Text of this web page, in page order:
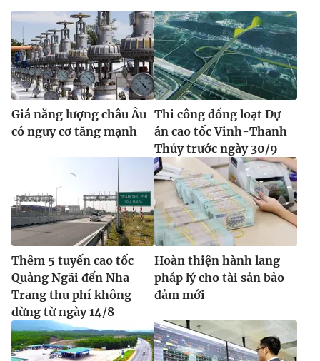
Giá năng lượng châu Âu
có nguy cơ tăng mạnh
Thi công đồng loạt Dự
án cao tốc Vinh-Thanh
Thủy trước ngày 30/9
Thêm 5 tuyến cao tốc
Quảng Ngãi đến Nha
Trang thu phí không
dừng từ ngày 14/8
Hoàn thiện hành lang
pháp lý cho tài sản bảo
đảm mới